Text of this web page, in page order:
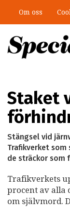
huvudinnehåll
Om oss
Staket
Stängsel vid
Trafikverket
de sträckor som
Trafikverkets
procent av alla
om självmord.